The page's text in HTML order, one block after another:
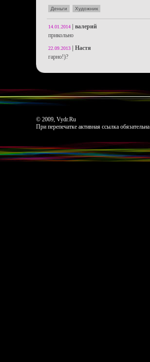
Деньги Художник
14.01.2014
валерий
прикольно
22.09.2013
Настя
гарно!)?
© 2009, Vydr.Ru
При перепечатке активная ссылка обязательна